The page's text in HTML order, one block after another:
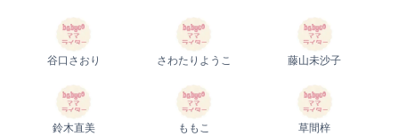
谷口さおり さわたりようこ 藤山未沙子
鈴木直美 ももこ 草間梓